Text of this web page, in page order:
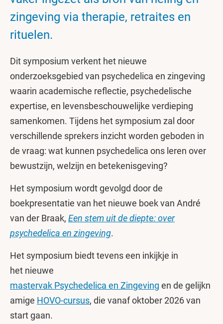
zingeving via therapie, retraites en
rituelen.
Dit symposium verkent het nieuwe
onderzoeksgebied van psychedelica en zingeving
waarin academische reflectie, psychedelische
expertise, en levensbeschouwelijke verdieping
samenkomen. Tijdens het symposium zal door
verschillende sprekers inzicht worden geboden in
de vraag: wat kunnen psychedelica ons leren over
bewustzijn, welzijn en betekenisgeving?
Het symposium wordt gevolgd door de
boekpresentatie van het nieuwe boek van André
van der Braak, Een stem uit de diepte: over
psychedelica en zingeving.
Het symposium biedt tevens een inkijkje in
het nieuwe
mastervak Psychedelica en Zingeving en de gelijkn
amige HOVO-cursus, die vanaf oktober 2026 van
start gaan.